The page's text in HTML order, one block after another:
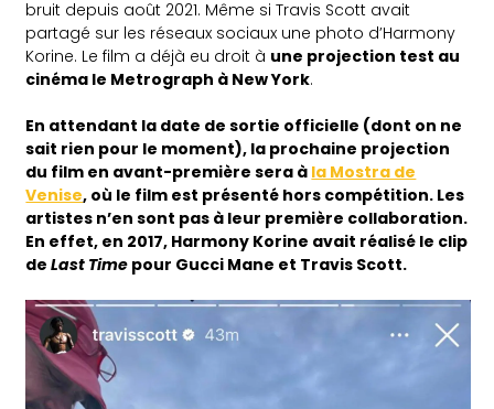
bruit depuis août 2021. Même si Travis Scott avait
partagé sur les réseaux sociaux une photo d’Harmony
Korine. Le film a déjà eu droit à une projection test au
cinéma le Metrograph à New York.
En attendant la date de sortie officielle (dont on ne
sait rien pour le moment), la prochaine projection
du film en avant-première sera à la Mostra de
Venise, où le film est présenté hors compétition. Les
artistes n’en sont pas à leur première collaboration.
En effet, en 2017, Harmony Korine avait réalisé le clip
deLast Time pour Gucci Mane et Travis Scott.